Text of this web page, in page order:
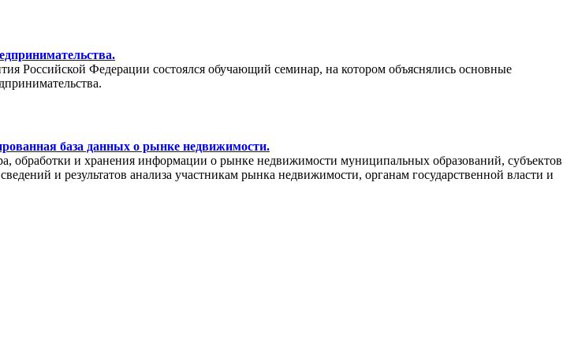
Российской Федерации состоялся обучающий семинар, на котором объяснялись основные
база данных о рынке недвижимости.
обработки и хранения информации о рынке недвижимости муниципальных образований, субъектов
и результатов анализа участникам рынка недвижимости, органам государственной власти и